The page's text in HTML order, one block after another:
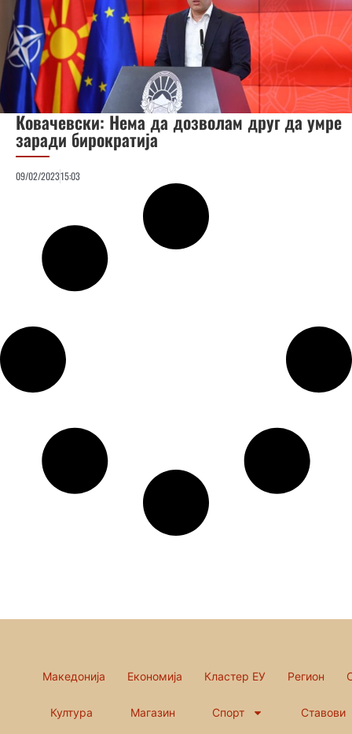
Ковачевски: Нема да дозволам друг да умре
заради бирократија
09/02/202315:03
Македонија Економија Кластер ЕУ Регион
Култура Магазин Спорт Ставови